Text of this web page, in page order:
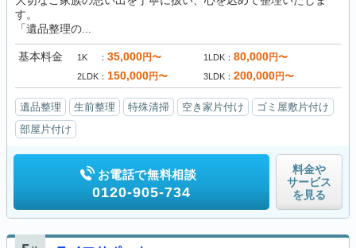
す。
「遺品整理の...
基本料金 1K 35,000円〜 1LDK 80,000円〜
2LDK 150,000円〜 3LDK 200,000円〜
遺品整理 生前整理 特殊清掃 空き家片付け
ゴミ屋敷片付け
部屋片付け
お電話で無料相談
0120-905-734
料金や
サービス
を見る